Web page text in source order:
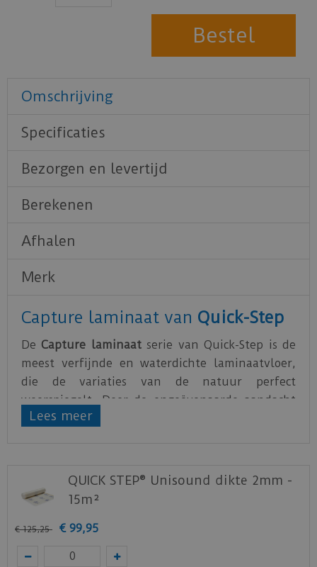
Omschrijving
Specificaties
Bezorgen en levertijd
Berekenen
Afhalen
Merk
Capture laminaat van Quick-Step
De Capture laminaatserie van Quick-Step is de
meest verfijnde en waterdichte laminaatvloer,
die de variaties van de natuur perfect
weerspiegelt. Door de ongeëvenaarde aandacht
voor details valt deze laminaatvloer niet te
essentieel belang om de juiste ondervloer te
kiezen. Naast het creëren van een vlakke basis,
thermische isolatie en dempt het kraakgeluiden.
Bovendien biedt je ondervloer een uitstekende
Lees meer
QUICK STEP® Unisound dikte 2mm -
15m²
€ 125,25 € 99,95